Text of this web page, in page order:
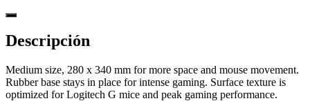
Descripción
Medium size, 280 x 340 mm for more space and mouse movement.
Rubber base stays in place for intense gaming. Surface texture is
optimized for Logitech G mice and peak gaming performance.